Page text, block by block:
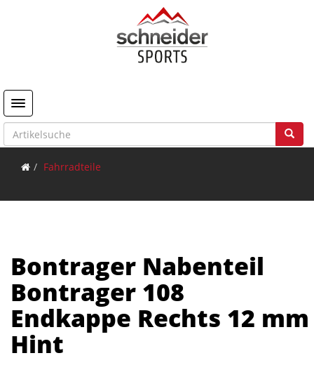
Toggle navigation
Fahrradteile
Bontrager Nabenteil
Bontrager 108
Endkappe Rechts 12 mm
Hint